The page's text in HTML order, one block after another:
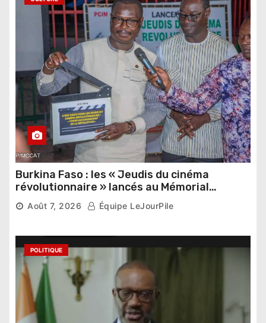
Burkina Faso : les « Jeudis du cinéma
révolutionnaire » lancés au Mémorial
Thomas Sankara
Août 7, 2026 Équipe LeJourPile
POLITIQUE